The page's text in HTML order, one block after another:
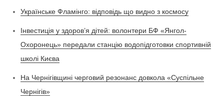
Українське Фламінго: відповідь що видно з космосу
Інвестиція у здоров’я дітей: волонтери БФ «Янгол-
Охоронець» передали станцію водопідготовки спортивній
школі Києва
На Чернігівщині черговий резонанс довкола «Суспільне
Чернігів»